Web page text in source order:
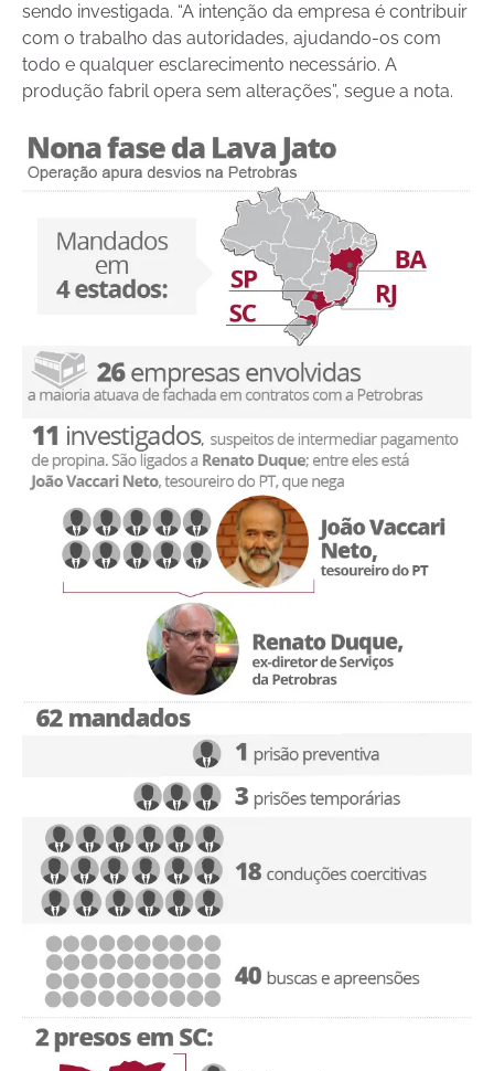
sendo investigada. “A intenção da empresa é contribuir
com o trabalho das autoridades, ajudando-os com
todo e qualquer esclarecimento necessário. A
produção fabril opera sem alterações”, segue a nota.